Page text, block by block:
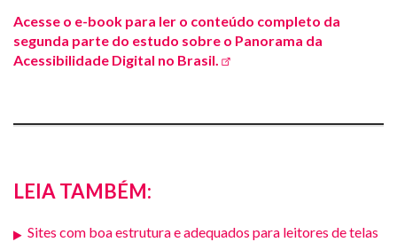
Acesse o e-book para ler o conteúdo completo da
segunda parte do estudo sobre o Panorama da
Acessibilidade Digital no Brasil.
LEIA TAMBÉM:
Sites com boa estrutura e adequados para leitores de telas